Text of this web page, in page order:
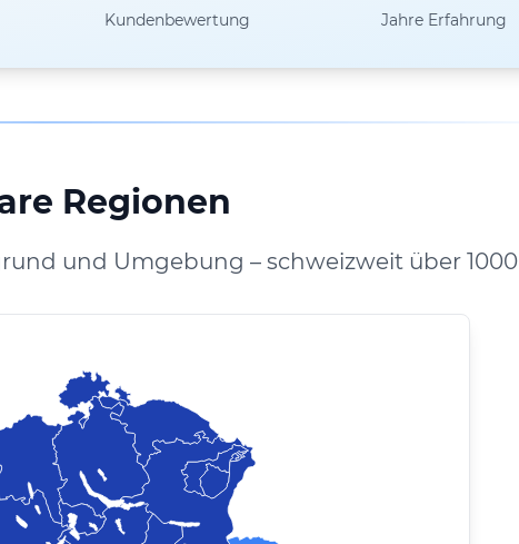
Kundenbewertung Jahre Erfahrung
Regionen
und Umgebung – schweizweit über 1000